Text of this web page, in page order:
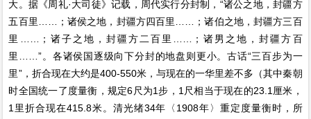
大。据《周礼·大司徒》记载，周代实行分封制，“诸公之地，封疆方
五百里……；诸侯之地，封疆方四百里……；诸伯之地，封疆方三百
里……；诸子之地，封疆方二百里……；诸男之地，封疆方百
里……”。各诸侯国逐级向下分封的地盘则更小。古话“三百步为一
里”，折合现在大约是400-550米，与现在的一华里差不多（其中秦朝
时全国统一了度量衡，规定6尺为1步，1尺相当于现在的23.1厘米，
1里折合现在415.8米。清光绪34年〈1908年〉重定度量衡时，所